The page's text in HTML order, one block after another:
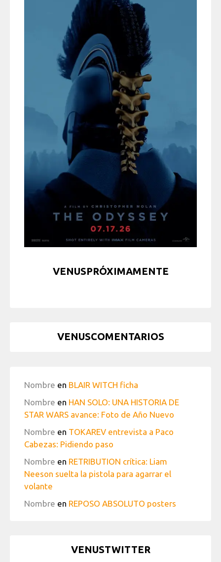
VENUSPRÓXIMAMENTE
VENUSCOMENTARIOS
Nombre en BLAIR WITCH ficha
Nombre en HAN SOLO: UNA HISTORIA DE
STAR WARS avance: Foto de Año Nuevo
Nombre en TOKAREV entrevista a Paco
Cabezas: Pidiendo paso
Nombre en RETRIBUTION crítica: Liam
Neeson suelta la pistola para agarrar el
volante
Nombre en REPOSO ABSOLUTO posters
VENUSTWITTER